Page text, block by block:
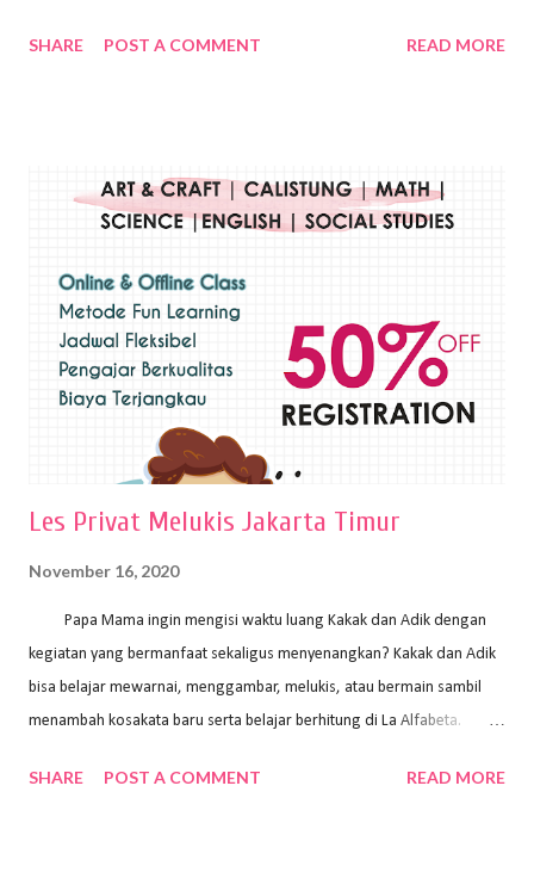
Wayan Kun Adnyana, teknik yang berbeda tentunya akan
menggunakan bahan dasar cat air, cat akrilik, atau cat minyak dengan
sapuan warna cat yang tebal. Dengan memberikan sapuan warna
pelukis untuk menghasilkan lukisan yang mempesona dan tentunya
bernilai tinggi. Ciri teknik plakat Ciri-ciri teknik plakat, yaitu: Sapuan
warna yang kental dan tebal. Hasil lukisan menutupi seluruh bagian
medianya Mem...
SHARE POST A COMMENT READ MORE
Les Privat Melukis Jakarta Timur
November 16, 2020
Papa Mama ingin mengisi waktu luang Kakak dan Adik dengan
kegiatan yang bermanfaat sekaligus menyenangkan? Kakak dan Adik
bisa belajar mewarnai, menggambar, melukis, atau bermain sambil
menambah kosakata baru serta belajar berhitung di La Alfabeta.
kok untuk mengajar dengan metode yang fun, La Alfabeta
SHARE POST A COMMENT READ MORE